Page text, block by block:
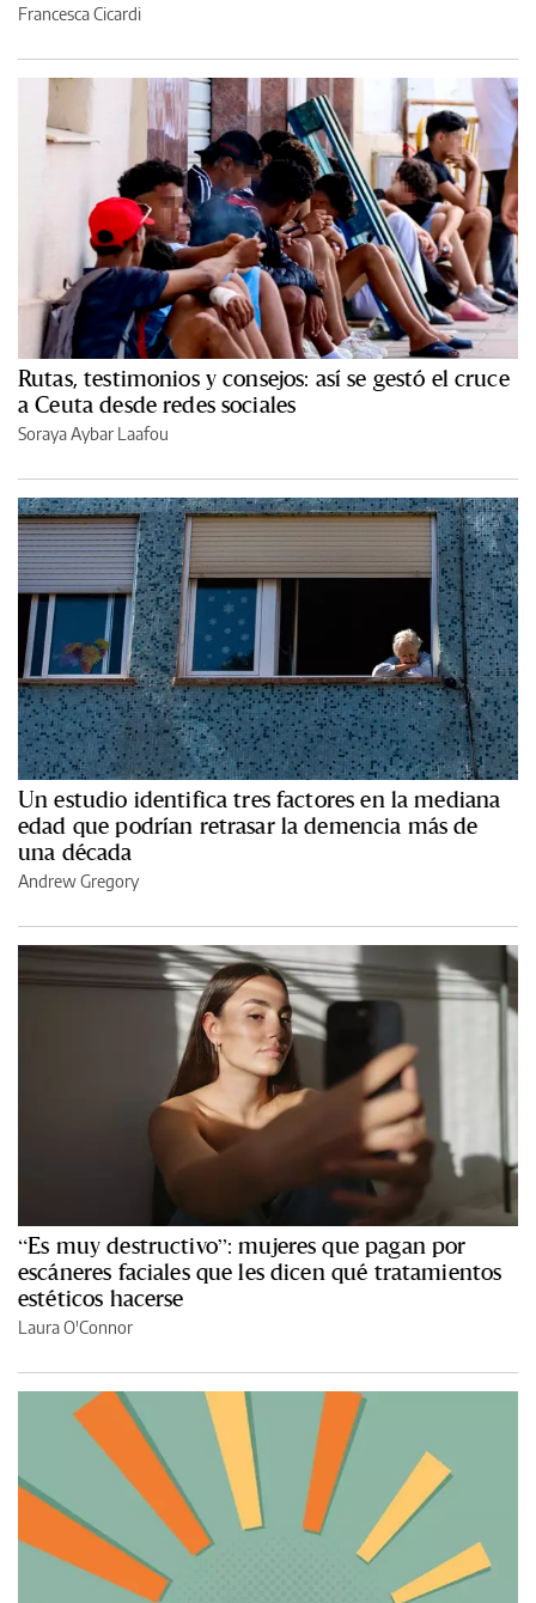
Francesca Cicardi
Rutas, testimonios y consejos: así se gestó el cruce
a Ceuta desde redes sociales
Soraya Aybar Laafou
Un estudio identifica tres factores en la mediana
edad que podrían retrasar la demencia más de
una década
Andrew Gregory
“Es muy destructivo”: mujeres que pagan por
escáneres faciales que les dicen qué tratamientos
estéticos hacerse
Laura O'Connor